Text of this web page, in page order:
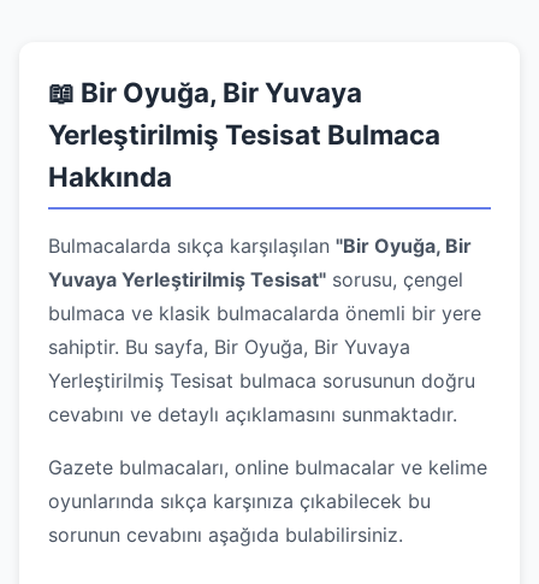
📖 Bir Oyuğa, Bir Yuvaya
Yerleştirilmiş Tesisat Bulmaca
Hakkında
Bulmacalarda sıkça karşılaşılan "Bir Oyuğa, Bir
Yuvaya Yerleştirilmiş Tesisat" sorusu, çengel
bulmaca ve klasik bulmacalarda önemli bir yere
sahiptir. Bu sayfa, Bir Oyuğa, Bir Yuvaya
Yerleştirilmiş Tesisat bulmaca sorusunun doğru
cevabını ve detaylı açıklamasını sunmaktadır.
Gazete bulmacaları, online bulmacalar ve kelime
oyunlarında sıkça karşınıza çıkabilecek bu
sorunun cevabını aşağıda bulabilirsiniz.